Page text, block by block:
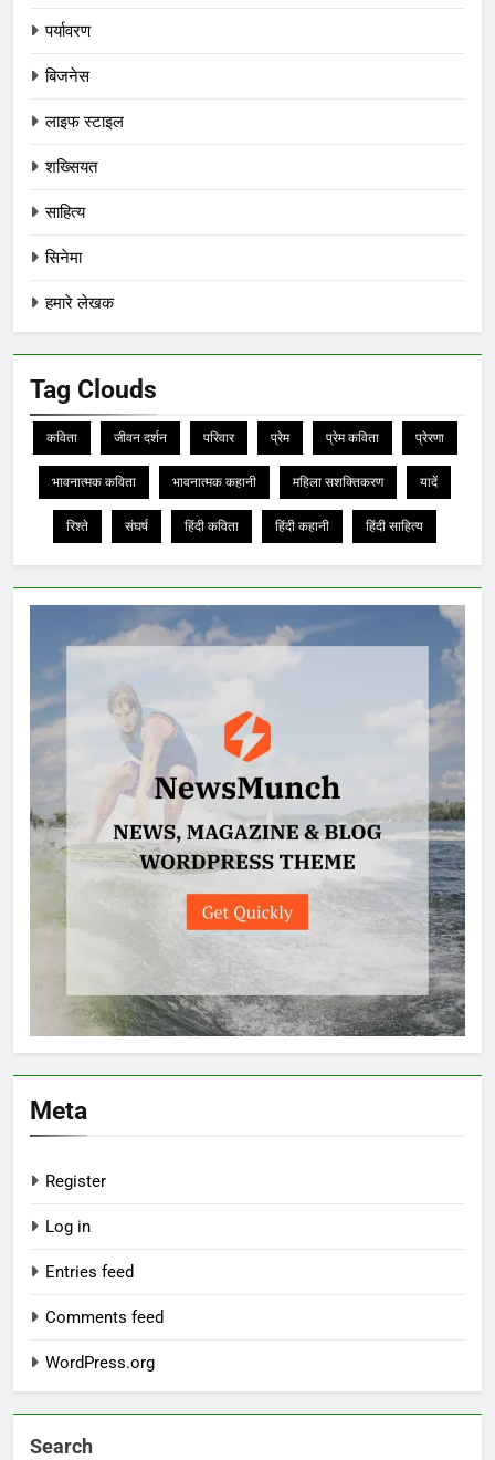
पर्यावरण
बिजनेस
लाइफ स्टाइल
शख्सियत
साहित्य
सिनेमा
हमारे लेखक
Tag Clouds
कविता जीवन दर्शन परिवार प्रेम प्रेम कविता प्रेरणा
भावनात्मक कविता भावनात्मक कहानी महिला सशक्तिकरण यादें
रिश्ते संघर्ष हिंदी कविता हिंदी कहानी हिंदी साहित्य
Meta
Register
Log in
Entries feed
Comments feed
WordPress.org
Search